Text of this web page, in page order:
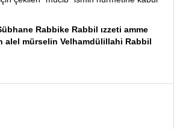
Rabbike Rabbil ızzeti amme
alel mürselin Velhamdülillahi Rabbil